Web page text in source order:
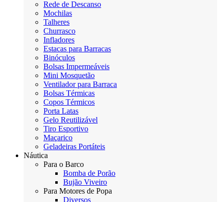
Rede de Descanso
Mochilas
Talheres
Churrasco
Infladores
Estacas para Barracas
Binóculos
Bolsas Impermeáveis
Mini Mosquetão
Ventilador para Barraca
Bolsas Térmicas
Copos Térmicos
Porta Latas
Gelo Reutilizável
Tiro Esportivo
Maçarico
Geladeiras Portáteis
Náutica
Para o Barco
Bomba de Porão
Bujão Viveiro
Para Motores de Popa
Diversos